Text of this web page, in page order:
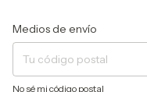
Entregas para el CP:
Medios de envío
No sé mi código postal